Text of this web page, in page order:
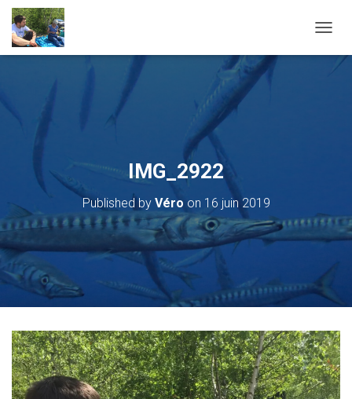
IMG_2922
Published by Véro on 16 juin 2019